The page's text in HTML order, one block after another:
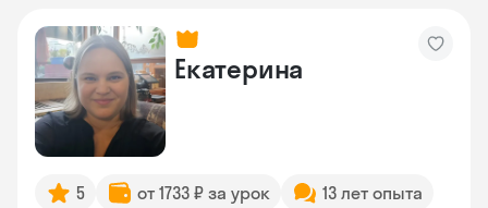
Екатерина
5 от 1733 ₽ за урок 13 лет опыта